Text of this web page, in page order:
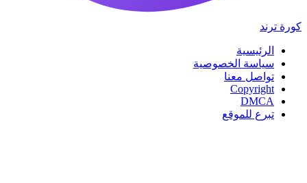
كورة ترند
الرئيسية
سياسة الخصوصية
تواصل معنا
Copyright
DMCA
تبرع للموقع